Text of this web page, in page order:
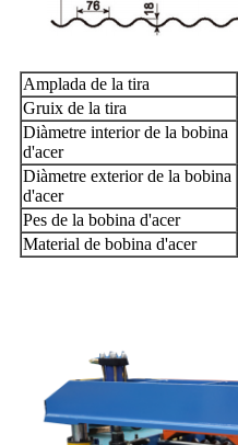
Amplada de la tira
Gruix de la tira
Diàmetre interior de la bobina
d'acer
Diàmetre exterior de la bobina
d'acer
Pes de la bobina d'acer
Material de bobina d'acer